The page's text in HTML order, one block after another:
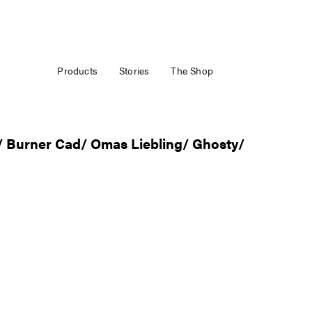
Products Stories The Shop
Burner Cad/ Omas Liebling/ Ghosty/